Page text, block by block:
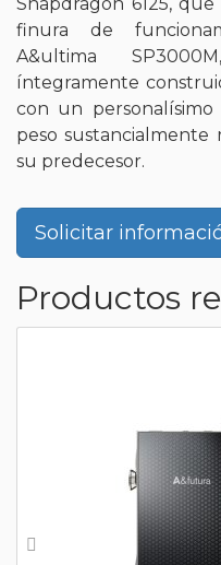
finura de
A&ultima
íntegramente
con un
peso
su predecesor.
Solicitar
Productos